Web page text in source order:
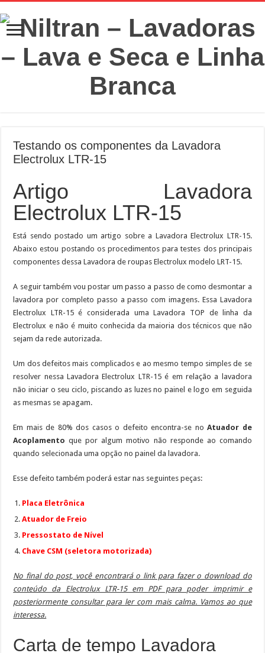
Testando os componentes da Lavadora
Electrolux LTR-15
Artigo Lavadora
Electrolux LTR-15
Está sendo postado um artigo sobre a Lavadora Electrolux LTR-15.
Abaixo estou postando os procedimentos para testes dos principais
componentes dessa Lavadora de roupas Electrolux modelo LRT-15.
A seguir também vou postar um passo a passo de como desmontar a
lavadora por completo passo a passo com imagens. Essa Lavadora
Electrolux LTR-15 é considerada uma Lavadora TOP de linha da
Electrolux e não é muito conhecida da maioria dos técnicos que não
sejam da rede autorizada.
Um dos defeitos mais complicados e ao mesmo tempo simples de se
resolver nessa Lavadora Electrolux LTR-15 é em relação a lavadora
não iniciar o seu ciclo, piscando as luzes no painel e logo em seguida
as mesmas se apagam.
Em mais de 80% dos casos o defeito encontra-se noAtuador de
Acoplamento que por algum motivo não responde ao comando
quando selecionada uma opção no painel da lavadora.
Esse defeito também poderá estar nas seguintes peças:
Placa Eletrônica
Atuador de Freio
Pressostato de Nível
Chave CSM (seletora motorizada)
No final do post, você encontrará o link para fazer o download do
conteúdo da Electrolux LTR-15 em PDF para poder imprimir e
posteriormente consultar para ler com mais calma. Vamos ao que
interessa.
Carta de tempo Lavadora